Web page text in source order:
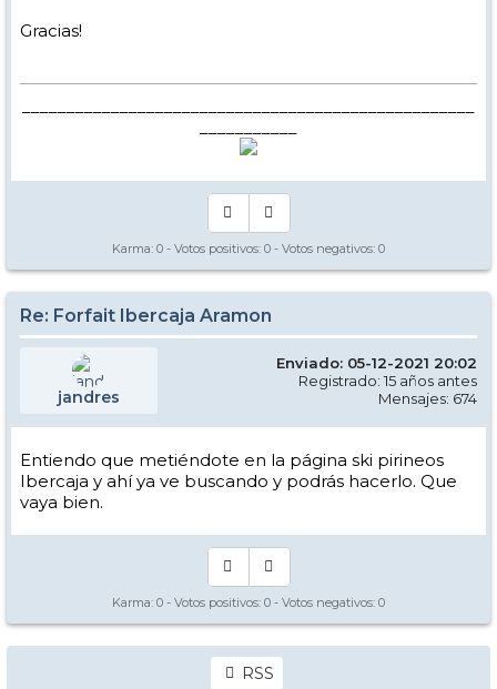
Gracias!
Karma: 0 - Votos positivos: 0 - Votos negativos: 0
Re: Forfait Ibercaja Aramon
jandres
Enviado: 05-12-2021 20:02
Registrado: 15 años antes
Mensajes: 674
Entiendo que metiéndote en la página ski pirineos
Ibercaja y ahí ya ve buscando y podrás hacerlo. Que
vaya bien.
Karma: 0 - Votos positivos: 0 - Votos negativos: 0
RSS